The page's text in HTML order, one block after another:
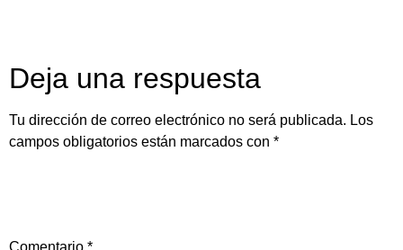
Deja una respuesta
Tu dirección de correo electrónico no será publicada. Los
campos obligatorios están marcados con *